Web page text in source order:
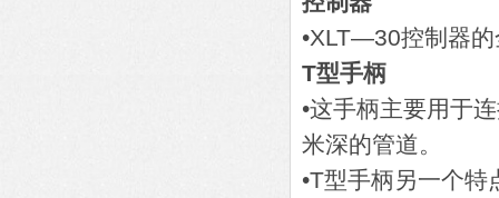
•XLT—30控制器
T型手柄
•这手柄主要用于
米深的管道。
•T型手柄另一个